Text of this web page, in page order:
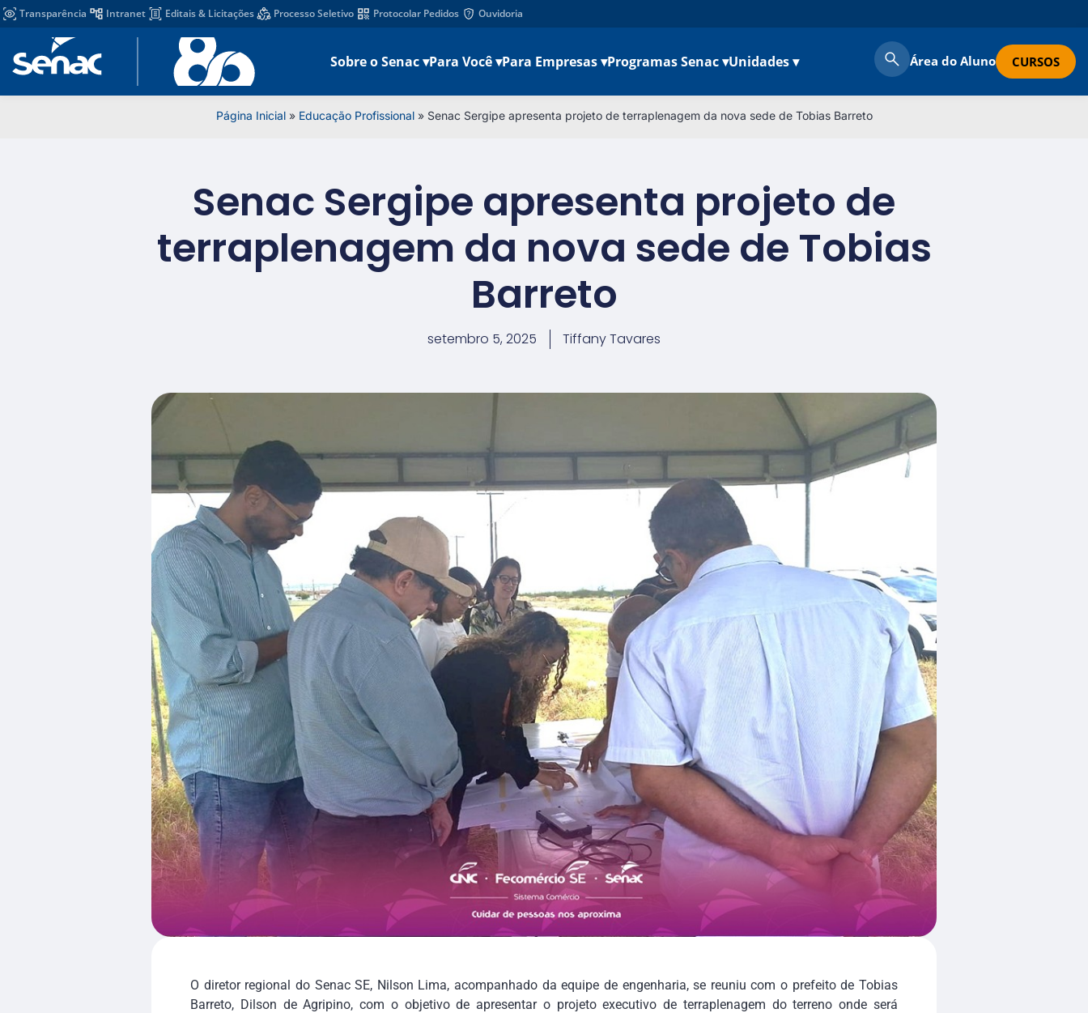
Transparência Intranet Editais & Licitações Processo Seletivo Protocolar Pedidos Ouvidoria
Sobre o Senac ▾Para Você ▾Para Empresas ▾Programas Senac ▾Unidades ▾ Área do Aluno CURSOS
Página Inicial» Educação Profissional» Senac Sergipe apresenta projeto de terraplenagem da nova sede de Tobias Barreto
Senac Sergipe apresenta projeto de
terraplenagem da nova sede de Tobias
Barreto
setembro 5, 2025 Tiffany Tavares
O diretor regional do Senac SE, Nilson Lima, acompanhado da equipe de engenharia, se reuniu com o prefeito de Tobias
Barreto, Dilson de Agripino, com o objetivo de apresentar o projeto executivo de terraplenagem do terreno onde será